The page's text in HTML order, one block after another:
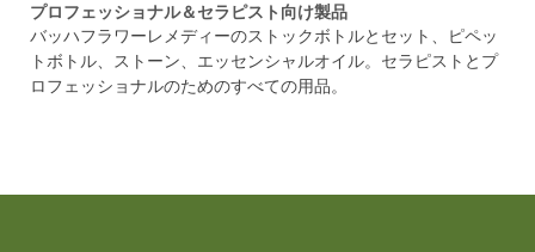
プロフェッショナル＆セラピスト向け製品
バッハフラワーレメディーのストックボトルとセット、ピペッ
トボトル、ストーン、エッセンシャルオイル。セラピストとプ
ロフェッショナルのためのすべての用品。